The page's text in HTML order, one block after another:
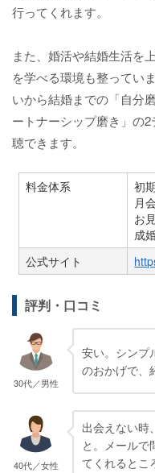
行ってくれます。
また、婚活や結婚生活を
を学べる環境も整ってい
いから結婚までの「自分
ートナーシップ磨き」の
聴できます。
料金体系
初
月
お
成
公式サイト
評判・口コミ
30代／男性
安い。シンプ
のおかげで、
40代／女性
出会えない時
と。メールで
てくれるとこ